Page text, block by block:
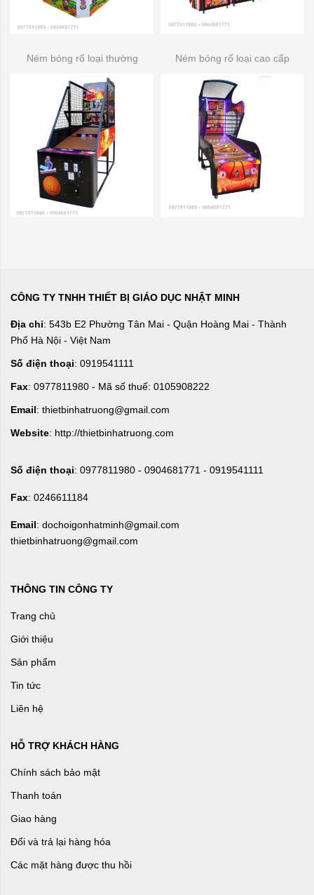
Ném bóng rổ loại thường Ném bóng rổ loại cao cấp
CÔNG TY TNHH THIẾT BỊ GIÁO DỤC NHẬT MINH
Địa chỉ: 543b E2 Phường Tân Mai - Quận Hoàng Mai - Thành
Phố Hà Nội - Việt Nam
Số điện thoại: 0919541111
Fax: 0977811980 - Mã số thuế: 0105908222
Email: thietbinhatruong@gmail.com
Website: http://thietbinhatruong.com
Số điện thoại: 0977811980 - 0904681771 - 0919541111
Fax: 0246611184
Email: dochoigonhatminh@gmail.com
thietbinhatruong@gmail.com
THÔNG TIN CÔNG TY
Trang chủ
Giới thiệu
Sản phẩm
Tin tức
Liên hệ
HỖ TRỢ KHÁCH HÀNG
Chính sách bảo mật
Thanh toán
Giao hàng
Đổi và trả lại hàng hóa
Các mặt hàng được thu hồi